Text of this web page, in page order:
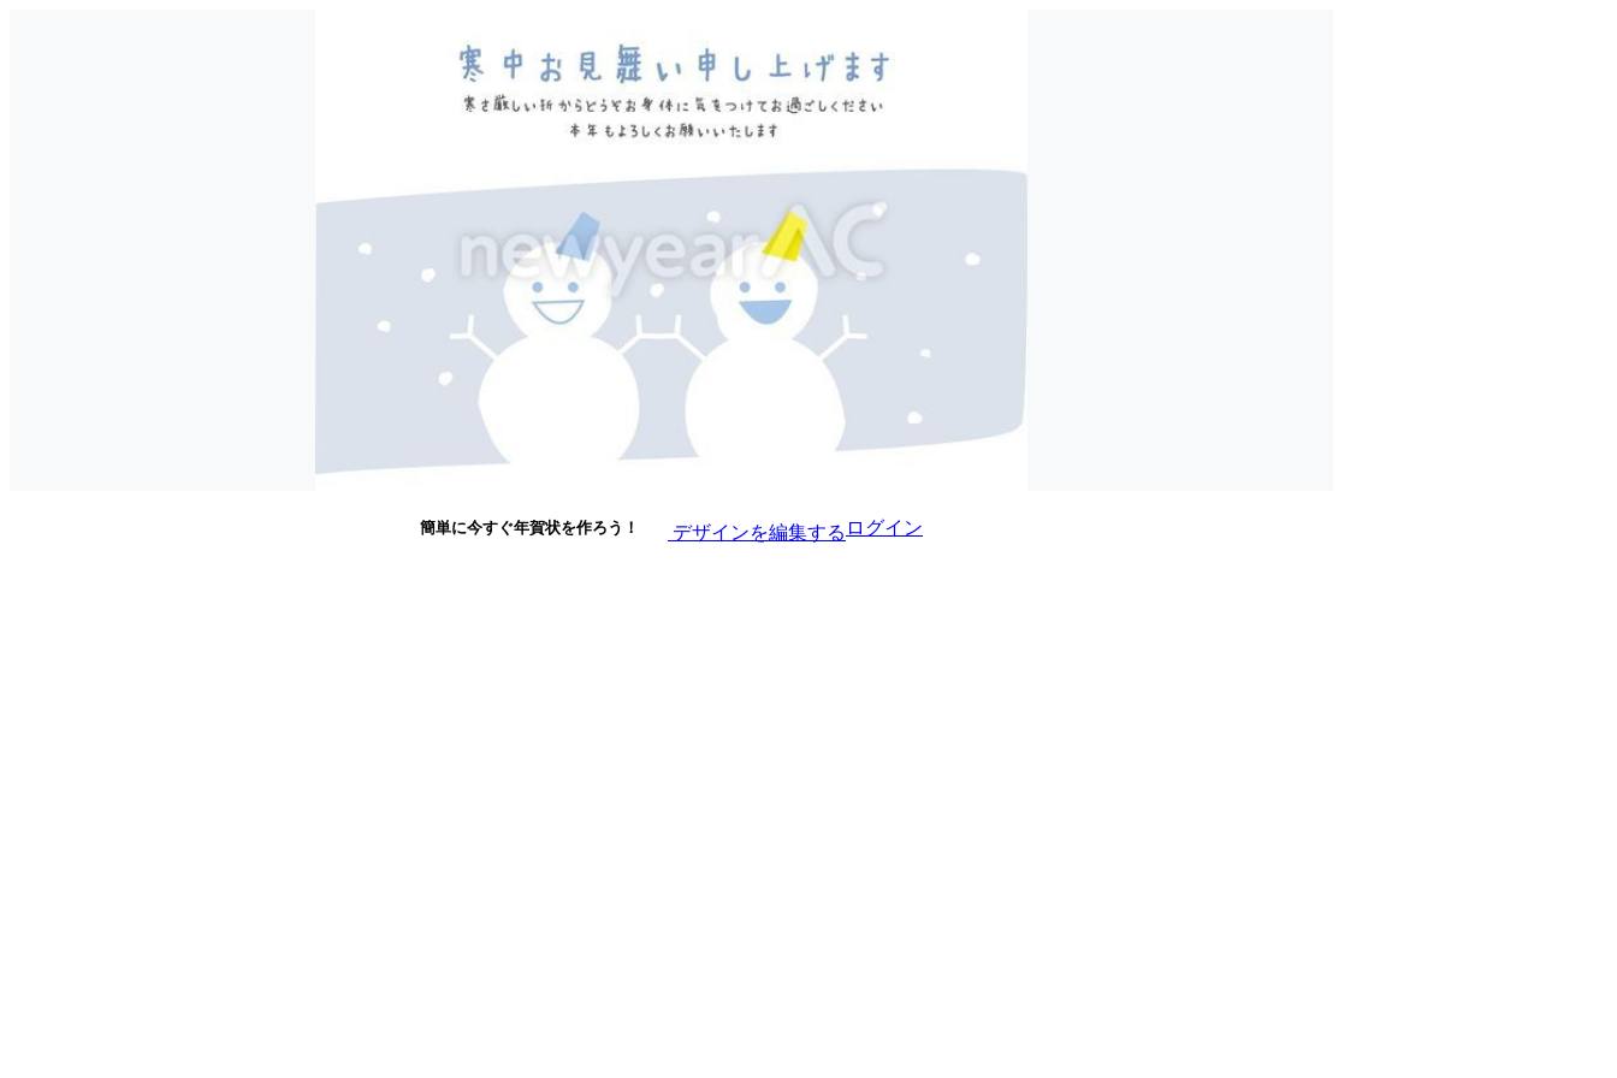
簡単に今すぐ年賀状を作ろう！ デザインを編集する ログイン